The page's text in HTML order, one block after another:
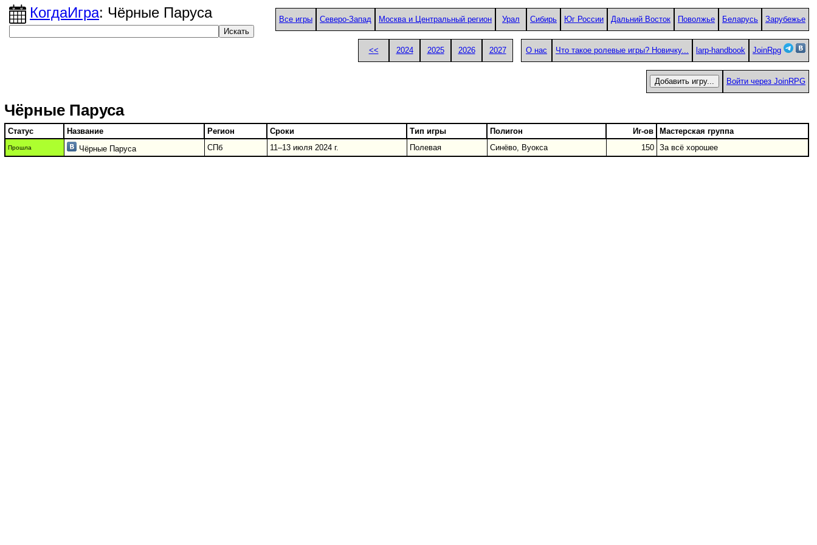
КогдаИгра: Чёрные Паруса Все игры Северо-Запад Москва и Центральный регион Урал Сибирь Юг России Дальний Восток Поволжье Беларусь Зарубежье
<< 2024 2025 2026 2027 О нас Что такое ролевые игры? Новичку... larp-handbook JoinRpg
Войти через JoinRPG
Чёрные Паруса
Статус Название Регион Сроки Тип игры Полигон Иг-ов Мастерская группа
Прошла Чёрные Паруса СПб 11–13 июля 2024 г. Полевая Синёво, Вуокса 150 За всë хорошее